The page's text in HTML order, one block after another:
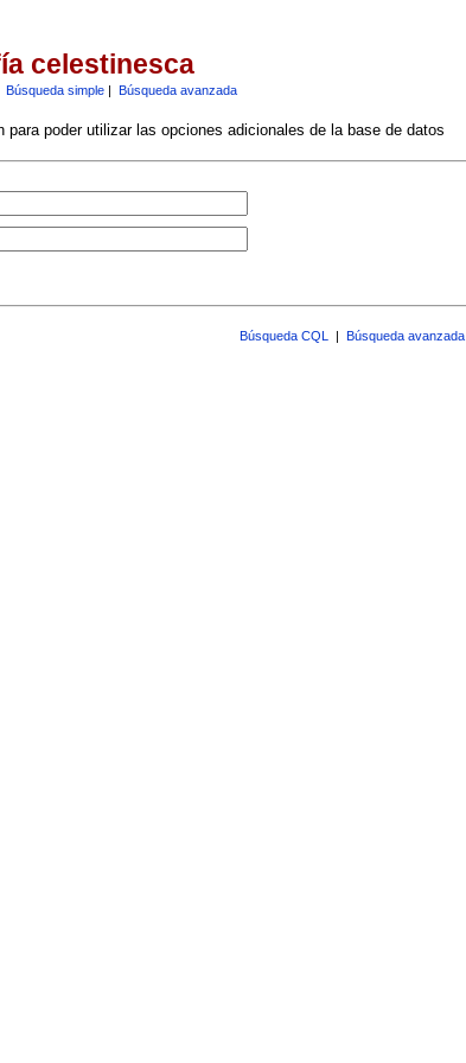
celestinesca
Búsqueda simple| Búsqueda avanzada
para poder utilizar las opciones adicionales de la base de datos
Búsqueda CQL | Búsqueda avanzada